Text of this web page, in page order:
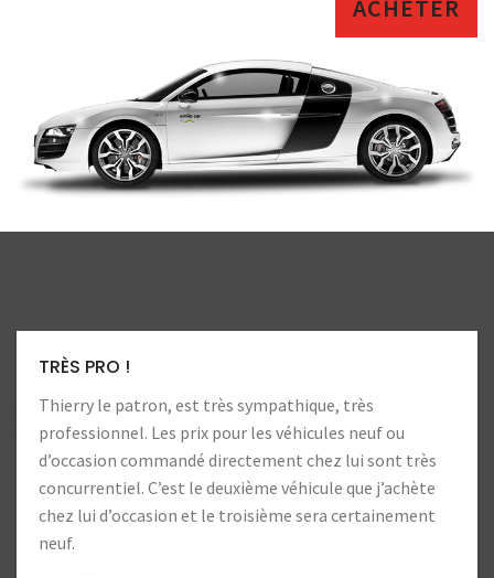
ACHETER
TRÈS PRO !
Thierry le patron, est très sympathique, très
professionnel. Les prix pour les véhicules neuf ou
d’occasion commandé directement chez lui sont très
concurrentiel. C’est le deuxième véhicule que j’achète
chez lui d’occasion et le troisième sera certainement
neuf.